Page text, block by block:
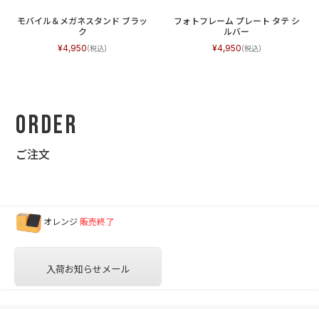
モバイル＆メガネスタンド ブラッ
ク
4,950
フォトフレーム プレート タテ シ
ルバー
4,950
Order
ご注文
オレンジ 販売終了
入荷お知らせメール